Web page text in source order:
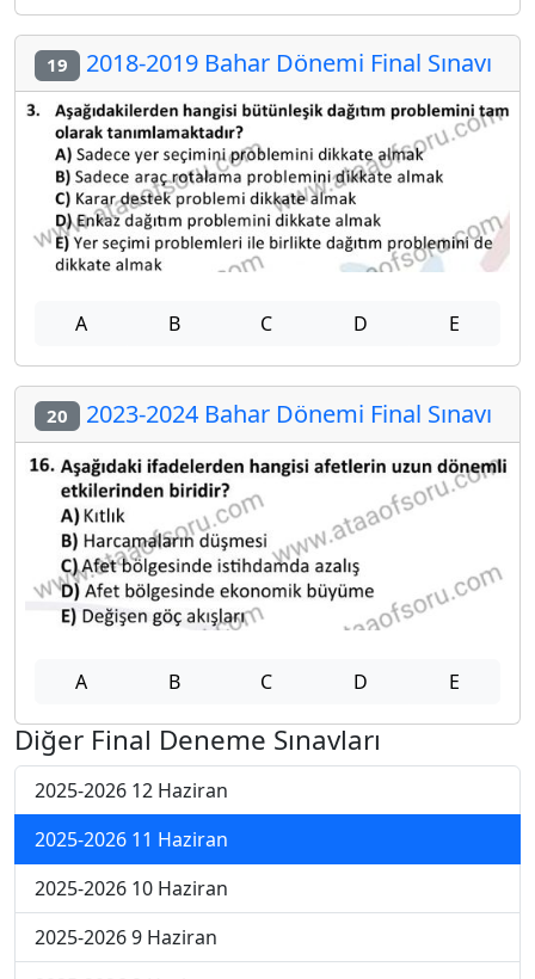
19 2018-2019 Bahar Dönemi Final Sınavı
A B C D E
20 2023-2024 Bahar Dönemi Final Sınavı
A B C D E
Diğer Final Deneme Sınavları
2025-2026 12 Haziran
2025-2026 11 Haziran
2025-2026 10 Haziran
2025-2026 9 Haziran